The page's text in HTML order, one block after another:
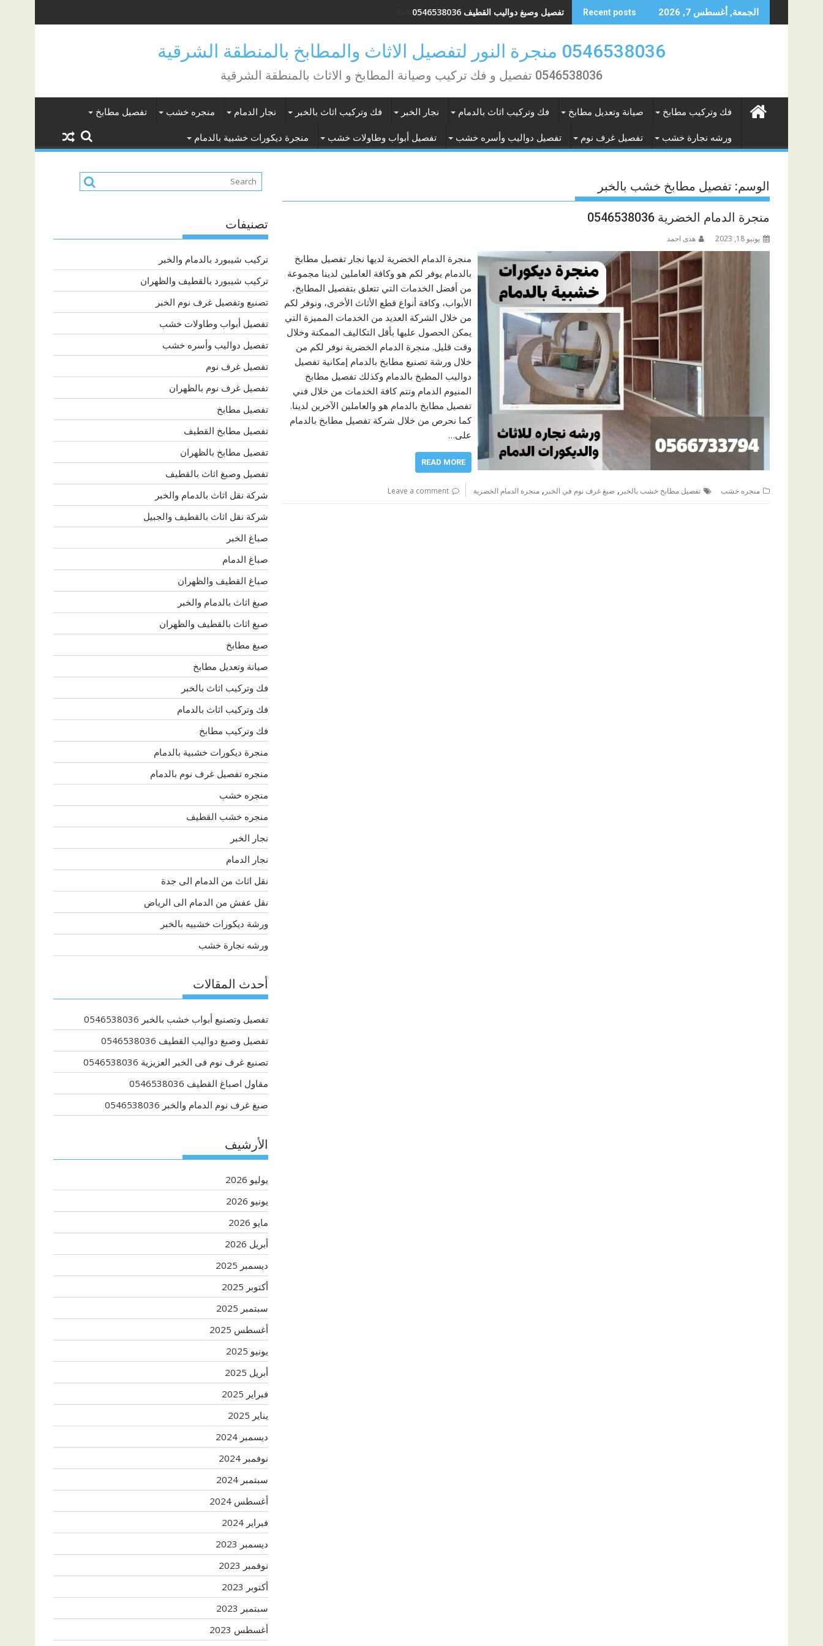
to
الجمعة, أغسطس 7, 2026 Recent posts تفصيل وصبغ دواليب القطيف 0546538036
0546538036 منجرة النور لتفصيل الاثاث والمطابخ بالمنطقة الشرقية
0546538036 تفصيل و فك تركيب وصيانة المطابخ و الاثاث بالمنطقة الشرقية
فك وتركيب مطابخ صيانة وتعديل مطابخ فك وتركيب اثاث بالدمام نجار الخبر فك وتركيب اثاث بالخبر نجار الدمام منجره خشب تفصيل مطابخ
ورشه نجارة خشب تفصيل غرف نوم تفصيل دواليب وأسره خشب تفصيل أبواب وطاولات خشب منجرة ديكورات خشبية بالدمام
الوسم: تفصيل مطابخ خشب بالخبر
منجرة الدمام الخضرية 0546538036
يونيو 18, 2023 هدى احمد
منجرة الدمام الخضرية لديها نجار تفصيل مطابخ
بالدمام يوفر لكم هو وكافة العاملين لدينا مجموعة
من أفضل الخدمات التي تتعلق بتفصيل المطابخ،
الأبواب، وكافة أنواع قطع الأثاث الأخرى، ونوفر لكم
من خلال الشركة العديد من الخدمات المميزة التي
يمكن الحصول عليها بأقل التكاليف الممكنة وخلال
وقت قليل. منجرة الدمام الخضرية نوفر لكم من
خلال ورشة تصنيع مطابخ بالدمام إمكانية تفصيل
دواليب المطبخ بالدمام وكذلك تفصيل مطابخ
المنيوم الدمام وتتم كافة الخدمات من خلال فني
تفصيل مطابخ بالدمام هو والعاملين الآخرين لدينا.
كما نحرص من خلال شركة تفصيل مطابخ بالدمام
على…
READ MORE
منجره خشب تفصيل مطابخ خشب بالخبر , صبغ غرف نوم في الخبر , منجرة الدمام الخضرية Leave a comment
تصنيفات
تركيب شيبورد بالدمام والخبر
تركيب شيبورد بالقطيف والظهران
تصنيع وتفصيل غرف نوم الخبر
تفصيل أبواب وطاولات خشب
تفصيل دواليب وأسره خشب
تفصيل غرف نوم
تفصيل غرف نوم بالظهران
تفصيل مطابخ
تفصيل مطابخ القطيف
تفصيل مطابخ بالظهران
تفصيل وصبغ اثاث بالقطيف
شركة نقل اثاث بالدمام والخبر
شركة نقل اثاث بالقطيف والجبيل
صباغ الخبر
صباغ الدمام
صباغ القطيف والظهران
صبغ اثاث بالدمام والخبر
صبغ اثاث بالقطيف والظهران
صبغ مطابخ
صيانة وتعديل مطابخ
فك وتركيب اثاث بالخبر
فك وتركيب اثاث بالدمام
فك وتركيب مطابخ
منجرة ديكورات خشبية بالدمام
منجره تفصيل غرف نوم بالدمام
منجره خشب
منجره خشب القطيف
نجار الخبر
نجار الدمام
نقل اثاث من الدمام الى جدة
نقل عفش من الدمام الى الرياض
ورشة ديكورات خشبيه بالخبر
ورشه نجارة خشب
أحدث المقالات
تفصيل وتصنيع أبواب خشب بالخبر 0546538036
تفصيل وصبغ دواليب القطيف 0546538036
تصنيع غرف نوم فى الخبر العزيزية 0546538036
مقاول اصباغ القطيف 0546538036
صبغ غرف نوم الدمام والخبر 0546538036
الأرشيف
يوليو 2026
يونيو 2026
مايو 2026
أبريل 2026
ديسمبر 2025
أكتوبر 2025
سبتمبر 2025
أغسطس 2025
يونيو 2025
أبريل 2025
فبراير 2025
يناير 2025
ديسمبر 2024
نوفمبر 2024
سبتمبر 2024
أغسطس 2024
فبراير 2024
ديسمبر 2023
نوفمبر 2023
أكتوبر 2023
سبتمبر 2023
أغسطس 2023